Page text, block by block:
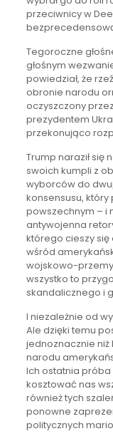
przeciwnicy w
Tegoroczne
głośnym
powiedział, że
obronie narodu
oczyszczony
prezydentem
przekonująco
Trump naraził się
swoich kumpli z
wyborców do
konsensusu, który
powszechnym – i
antywojenna
którego cieszy
wśród
wojskowo-
wszystko to
skandalicznego i
I niezależnie od
Ale dzięki temu
jednoznacznie
narodu
Ich ostatnia próba
kosztować nas
również tych
ponowne
politycznych